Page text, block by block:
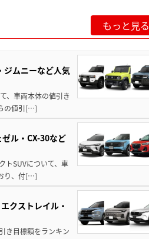
もっと見る
ジムニーなど人気
、車両本体の値引き
の値引[…]
ル・CX-30など
トSUVについて、車
り、付[…]
クストレイル・
き目標額をランキン